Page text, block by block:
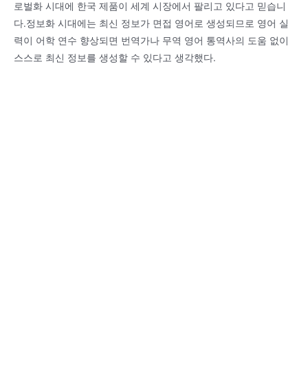
로벌화 시대에 한국 제품이 세계 시장에서 팔리고 있다고 믿습니
다.정보화 시대에는 최신 정보가 면접 영어로 생성되므로 영어 실
력이 어학 연수 향상되면 번역가나 무역 영어 통역사의 도움 없이
스스로 최신 정보를 생성할 수 있다고 생각했다.